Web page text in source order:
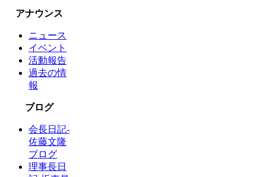
アナウンス
ニュース
イベント
活動報告
過去の情
報
ブログ
会長日記-
佐藤文隆
ブログ
理事長日